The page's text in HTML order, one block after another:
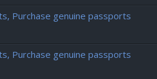
Purchase genuine passports
Purchase genuine passports